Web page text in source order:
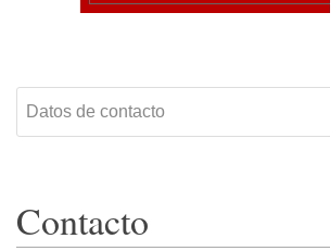
Datos de contacto
Contacto